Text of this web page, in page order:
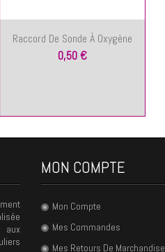
Raccord De Sonde À Oxygène
0,50 €
MON COMPTE
Mon Compte
Mes Commandes
Mes Retours De Marchandise